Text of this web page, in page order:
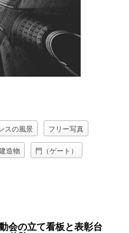
スの風景 フリー写真
造物 門（ゲート）
会の立て看板と表彰台